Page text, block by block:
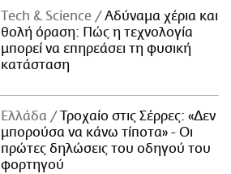
Τech & Science
Αδύναμα χέρια και
θολή όραση: Πώς η τεχνολογία
μπορεί να επηρεάσει τη φυσική
κατάσταση
Ελλάδα
Τροχαίο στις Σέρρες: «Δεν
μπορούσα να κάνω τίποτα» - Οι
πρώτες δηλώσεις του οδηγού του
φορτηγού